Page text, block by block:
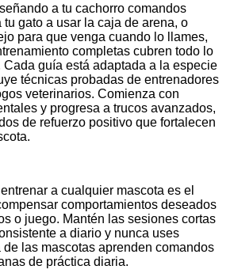
a tu cachorro comandos
tu gato a usar la caja de arena, o
para que venga cuando lo llames,
completas cubren todo lo
Cada guía está adaptada a la especie
técnicas probadas de entrenadores
veterinarios. Comienza con
y progresa a trucos avanzados,
de refuerzo positivo que fortalecen
a cualquier mascota es el
comportamientos deseados
o juego. Mantén las sesiones cortas
a diario y nunca uses
las mascotas aprenden comandos
de práctica diaria.